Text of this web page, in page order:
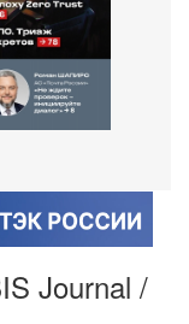
Journal /